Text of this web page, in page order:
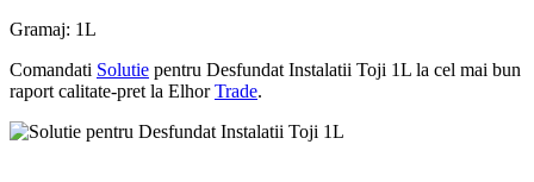
Gramaj: 1L
Comandati Solutie pentru Desfundat Instalatii Toji 1L la cel mai bun
raport calitate-pret la ElhorTrade.